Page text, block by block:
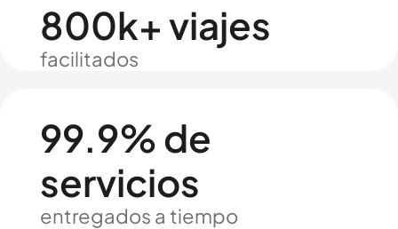
800k+ viajes
facilitados
99.9% de
servicios
entregados a tiempo